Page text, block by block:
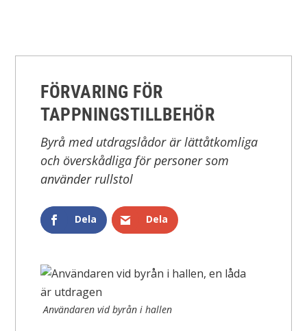
FÖRVARING FÖR
TAPPNINGSTILLBEHÖR
Byrå med utdragslådor är lättåtkomliga
och överskådliga för personer som
använder rullstol
Dela Dela
Användaren vid byrån i hallen